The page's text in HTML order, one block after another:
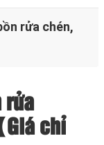
rửa chén,
rửa
Giá chỉ